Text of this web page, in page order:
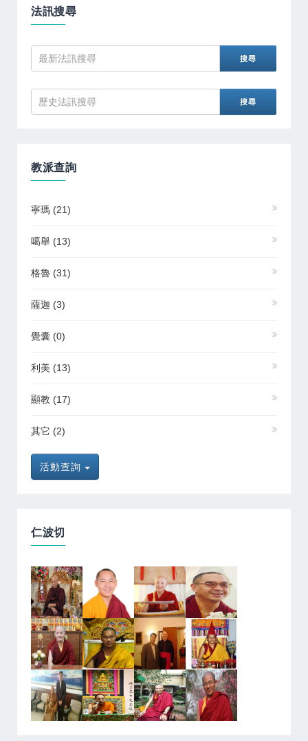
法訊搜尋
教派查詢
寧瑪 (21)
噶舉 (13)
格魯 (31)
薩迦 (3)
覺囊 (0)
利美 (13)
顯教 (17)
其它 (2)
活動查詢
仁波切